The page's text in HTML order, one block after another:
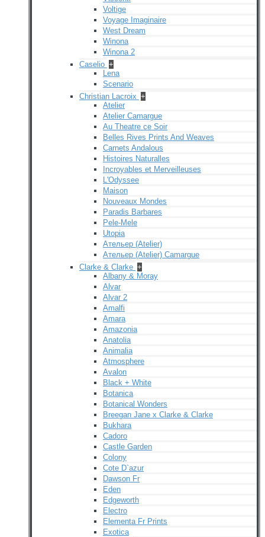
Voltige
Voyage Imaginaire
West Dream
Winona
Winona 2
Caselio +
Lena
Scenario
Christian Lacroix +
Atelier
Atelier Camargue
Au Theatre ce Soir
Belles Rives Prints And Weaves
Carnets Andalous
Histoires Naturalles
Incroyables et Merveilleuses
L'Odyssee
Maison
Nouveaux Mondes
Paradis Barbares
Pele-Mele
Utopia
Ательер (Atelier)
Ательер (Atelier) Camargue
Clarke & Clarke +
Albany & Moray
Alvar
Alvar 2
Amalfi
Amara
Amazonia
Anatolia
Animalia
Atmosphere
Avalon
Black + White
Botanica
Botanical Wonders
Breegan Jane x Clarke & Clarke
Bukhara
Cadoro
Castle Garden
Colony
Cote D`azur
Dawson Fr
Eden
Edgeworth
Electro
Elementa Fr Prints
Exotica